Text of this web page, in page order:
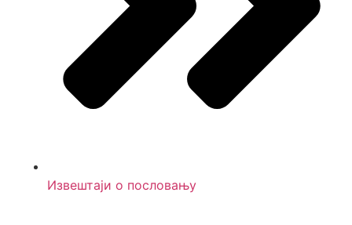
Извештаји о пословању